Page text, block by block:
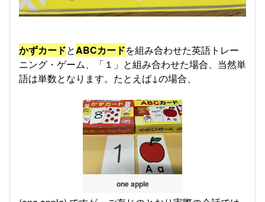
かずカードとABCカードを組み合わせた英語トレー
ニング・ゲーム、「１」と組み合わせた場合、当然単
語は単数となります。たとえば↓の場合、
one apple